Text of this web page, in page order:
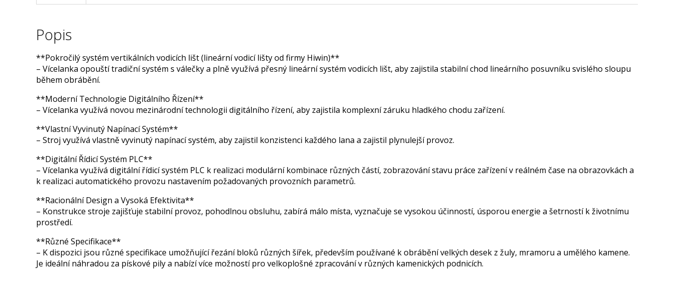
Popis
**Pokročilý systém vertikálních vodicích lišt (lineární vodicí lišty od firmy Hiwin)**
– Vícelanka opouští tradiční systém s válečky a plně využívá přesný lineární systém vodicích lišt, aby zajistila stabilní chod lineárního posuvníku svislého sloupu
během obrábění.
**Moderní Technologie Digitálního Řízení**
– Vícelanka využívá novou mezinárodní technologii digitálního řízení, aby zajistila komplexní záruku hladkého chodu zařízení.
**Vlastní Vyvinutý Napínací Systém**
– Stroj využívá vlastně vyvinutý napínací systém, aby zajistil konzistenci každého lana a zajistil plynulejší provoz.
**Digitální Řídicí Systém PLC**
– Vícelanka využívá digitální řídicí systém PLC k realizaci modulární kombinace různých částí, zobrazování stavu práce zařízení v reálném čase na obrazovkách a
k realizaci automatického provozu nastavením požadovaných provozních parametrů.
**Racionální Design a Vysoká Efektivita**
– Konstrukce stroje zajišťuje stabilní provoz, pohodlnou obsluhu, zabírá málo místa, vyznačuje se vysokou účinností, úsporou energie a šetrností k životnímu
prostředí.
**Různé Specifikace**
– K dispozici jsou různé specifikace umožňující řezání bloků různých šířek, především používané k obrábění velkých desek z žuly, mramoru a umělého kamene.
Je ideální náhradou za pískové pily a nabízí více možností pro velkoplošné zpracování v různých kamenických podnicích.